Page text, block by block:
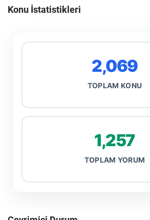
Konu İstatistikleri
2,069
TOPLAM KONU
1,257
TOPLAM YORUM